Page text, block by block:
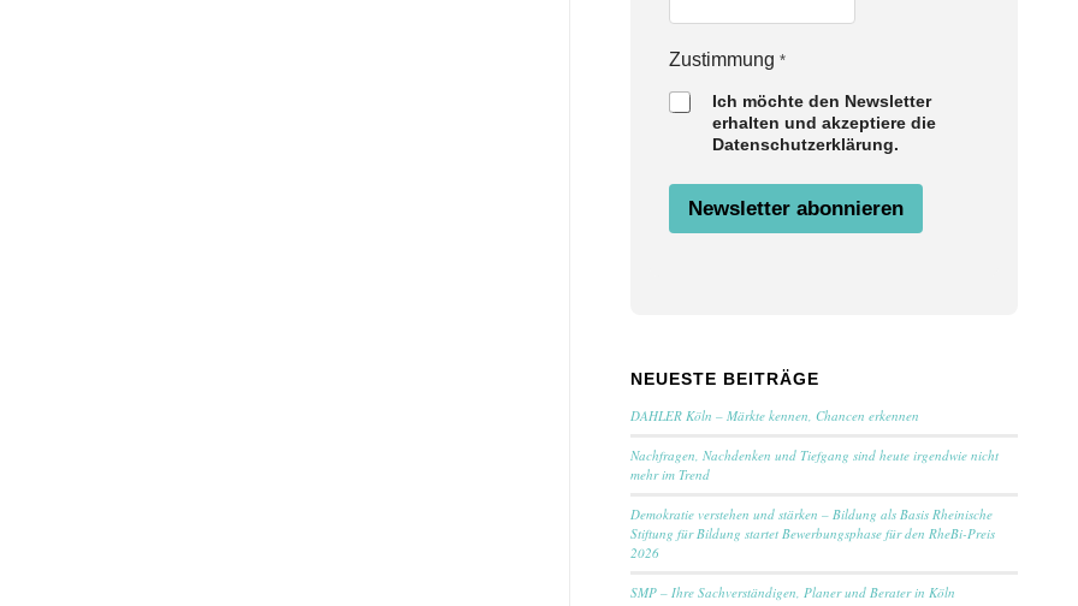
u
g
Zustimmung *
Ich möchte den Newsletter
erhalten und akzeptiere die
Datenschutzerklärung.
Newsletter abonnieren
NEUESTE BEITRÄGE
DAHLER Köln – Märkte kennen, Chancen erkennen
Nachfragen, Nachdenken und Tiefgang sind heute irgendwie nicht
mehr im Trend
Demokratie verstehen und stärken – Bildung als Basis Rheinische
Stiftung für Bildung startet Bewerbungsphase für den RheBi-Preis
2026
SMP – Ihre Sachverständigen, Planer und Berater in Köln